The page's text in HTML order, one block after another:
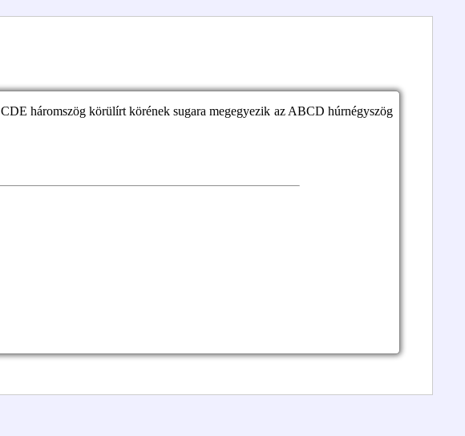
háromszög körülírt körének sugara megegyezik az ABCD húrnégyszög